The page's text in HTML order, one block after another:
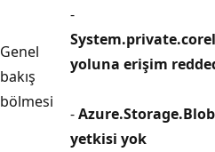
Genel
bakış
bölmesi
-
yoluna erişim
-
yetkisi yok